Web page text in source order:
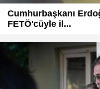
Cumhurbaşkanı
FETÖ'cüyle il...